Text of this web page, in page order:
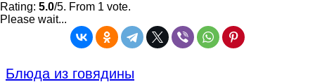
Rating: 5.0/5. From 1 vote.
Please wait...
Блюда из говядины